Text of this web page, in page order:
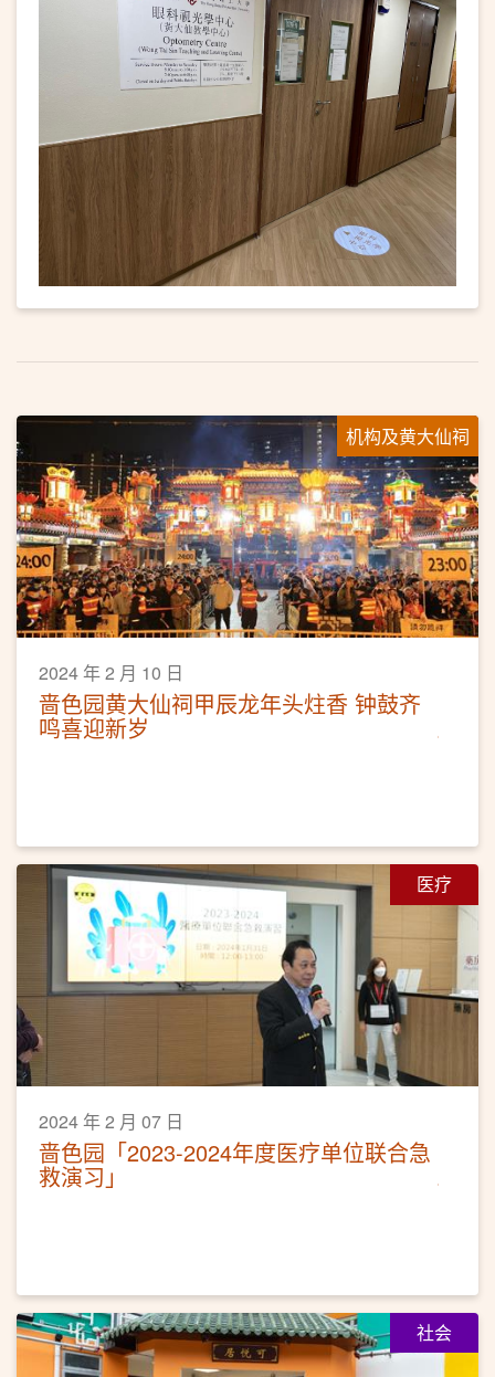
机构及黄大仙祠
2024 年 2 月 10 日
啬色园黄大仙祠甲辰龙年头炷香 钟鼓齐
鸣喜迎新岁
医疗
2024 年 2 月 07 日
啬色园「2023-2024年度医疗单位联合急
救演习」
社会